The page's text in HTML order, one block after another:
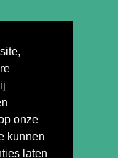
onze
kunnen
laten